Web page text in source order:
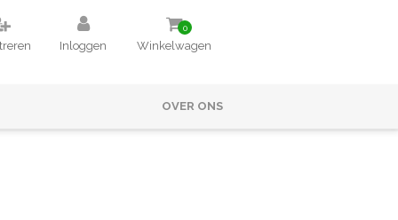
Inloggen
0
Winkelwagen
OVER ONS